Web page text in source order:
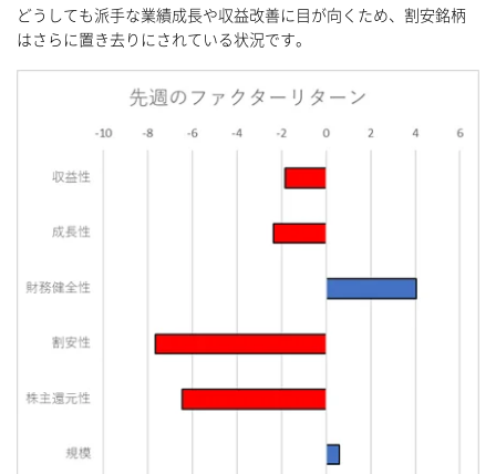
どうしても派手な業績成長や収益改善に目が向くため、割安銘柄
はさらに置き去りにされている状況です。